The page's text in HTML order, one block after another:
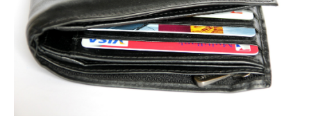
Gesundheitsmittelschule
Informatikmittelschule
Wirtschaftsmittelschule
FMS und Vollzeitschulen mit BM
Schulpflicht
Kindergarten & Basisstufe
Förderangebote
Sonderschulung
Finanzielle Unterstützung für Ausbildung
Pflege HF oder Studium Pflege FH
Fachstelle Stipendien (beruf.lu.ch)
Studienbeiträge Höhere Berufsbildung
Technische Hochschule, Studium,
Hochschulstudium, Universitätsstudium,
universitäre Ausbildung, akademische Ausbildung,
Hochschulbildung, Hochschule, universitäre
Hochschule, Bachelor, Master, Doktorat,
Weiterbildung, Forschung, Entwicklung,
Fachhochschule Zentralschweiz, HSLU,